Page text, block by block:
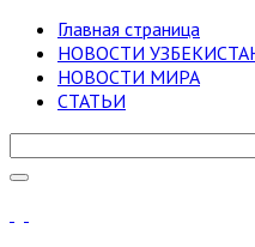
Главная страница
НОВОСТИ
НОВОСТИ МИРА
СТАТЬИ